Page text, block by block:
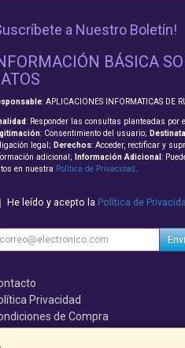
a Nuestro Boletín!
BÁSICA
: APLICACIONES INFORMATICAS DE
: Responder las consultas planteadas
: Consentimiento del usuario;
legal; Derechos: Acceder, rectificar y
adicional;
Información Adicional :
en nuestra Política de Privacidad.
He leído y acepto la Política de
Privacidad
de Compra